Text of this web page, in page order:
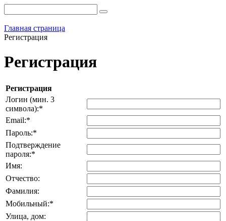
Главная страница
Регистрация
Регистрация
Регистрация
Логин (мин. 3
символа):*
Email:*
Пароль:*
Подтверждение
пароля:*
Имя:
Отчество:
Фамилия:
Мобильный:*
Улица, дом: